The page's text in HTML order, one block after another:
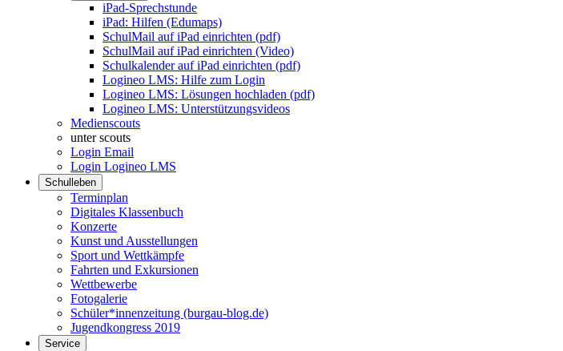
iPad-Sprechstunde
iPad: Hilfen (Edumaps)
SchulMail auf iPad einrichten (pdf)
SchulMail auf iPad einrichten (Video)
Schulkalender auf iPad einrichten (pdf)
Logineo LMS: Hilfe zum Login
Logineo LMS: Lösungen hochladen (pdf)
Logineo LMS: Unterstützungsvideos
Medienscouts
unter scouts
Login Email
Login Logineo LMS
Schulleben
Terminplan
Digitales Klassenbuch
Konzerte
Kunst und Ausstellungen
Sport und Wettkämpfe
Fahrten und Exkursionen
Wettbewerbe
Fotogalerie
Schüler*innenzeitung (burgau-blog.de)
Jugendkongress 2019
Service